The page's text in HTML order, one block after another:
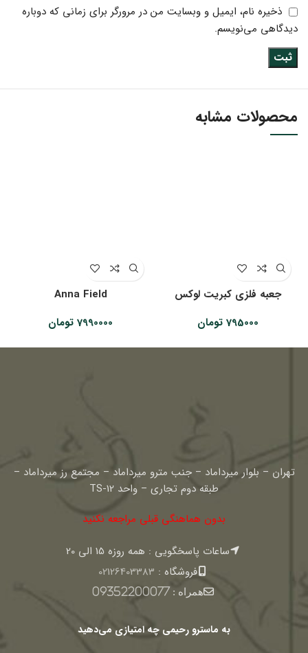
ذخیره نام، ایمیل و وبسایت من در مرورگر برای زمانی که دوباره
دیدگاهی می‌نویسم.
محصولات مشابه
جعبه فلزی کبریت لوکس
795000 تومان
Anna Field
7990000 تومان
تهران – بلوار میرداماد – جنب مترو میرداماد – مجتمع رز میرداماد –
طبقه دوم تجاری – واحد TS-12
بدون هماهنگی قبلی مراجعه نکنید
ساعات پاسخگویی : همه روزه 15 الی 20
فروشگاه : 02126403383
همراه :09352200077
به ماسترو رحیمی چه امتیازی می‌دهید